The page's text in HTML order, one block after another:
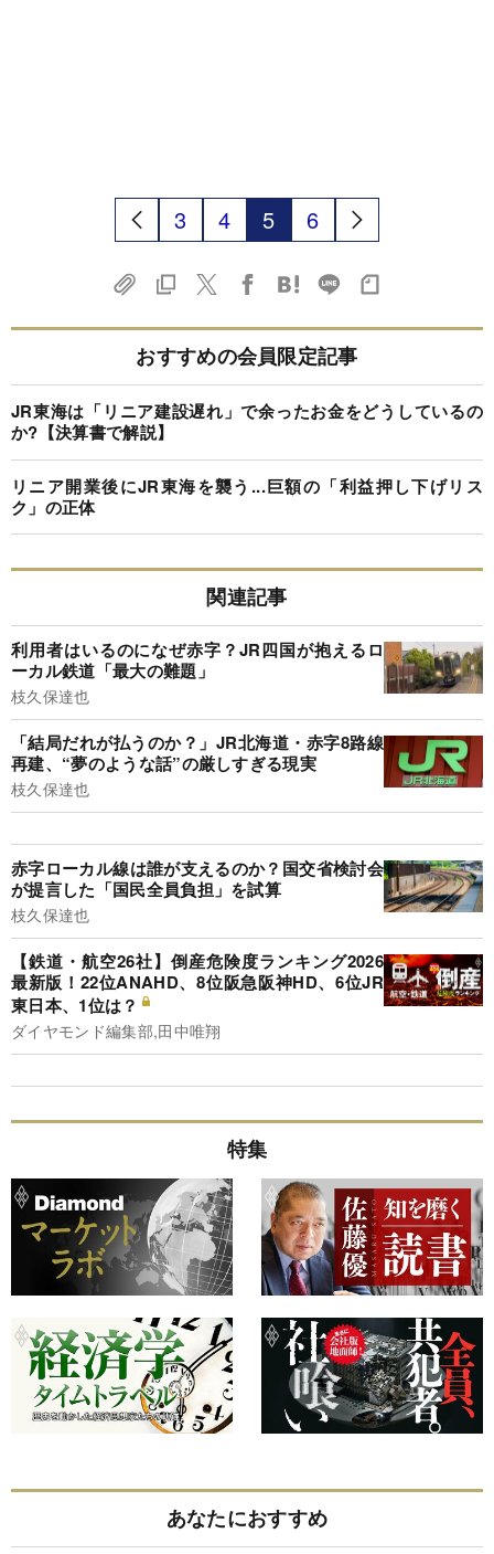
3 4 5 6
おすすめの会員限定記事
JR東海は「リニア建設遅れ」で余ったお金をどうしているの
か?【決算書で解説】
リニア開業後にJR東海を襲う...巨額の「利益押し下げリス
ク」の正体
関連記事
利用者はいるのになぜ赤字？JR四国が抱えるロ
ーカル鉄道「最大の難題」
枝久保達也
「結局だれが払うのか？」JR北海道・赤字8路線
再建、“夢のような話”の厳しすぎる現実
枝久保達也
赤字ローカル線は誰が支えるのか？国交省検討会
が提言した「国民全員負担」を試算
枝久保達也
【鉄道・航空26社】倒産危険度ランキング2026
最新版！22位ANAHD、8位阪急阪神HD、6位JR
東日本、1位は？
ダイヤモンド編集部,田中唯翔
特集
あなたにおすすめ